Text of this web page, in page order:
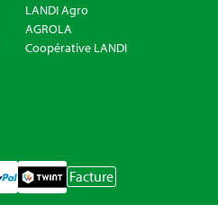
LANDI Agro
AGROLA
Coopérative LANDI
Facture